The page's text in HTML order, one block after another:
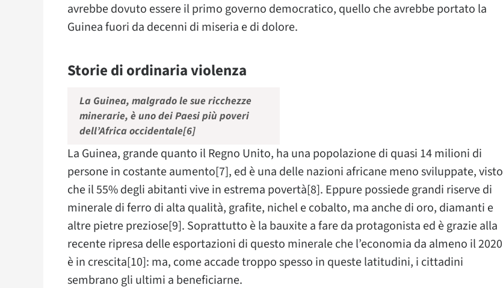
avrebbe dovuto essere il primo governo democratico, quello che avrebbe portato la
Guinea fuori da decenni di miseria e di dolore.
Storie di ordinaria violenza
La Guinea, malgrado le sue ricchezze
minerarie, è uno dei Paesi più poveri
dell’Africa occidentale[6]
La Guinea, grande quanto il Regno Unito, ha una popolazione di quasi 14 milioni di
persone in costante aumento[7], ed è una delle nazioni africane meno sviluppate, visto
che il 55% degli abitanti vive in estrema povertà[8]. Eppure possiede grandi riserve di
minerale di ferro di alta qualità, grafite, nichel e cobalto, ma anche di oro, diamanti e
altre pietre preziose[9]. Soprattutto è la bauxite a fare da protagonista ed è grazie alla
recente ripresa delle esportazioni di questo minerale che l’economia da almeno il 2020
è in crescita[10]: ma, come accade troppo spesso in queste latitudini, i cittadini
sembrano gli ultimi a beneficiarne.